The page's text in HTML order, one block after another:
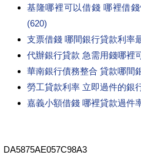
基隆哪裡可以借錢 哪裡借
(620)
支票借錢 哪間銀行貸款利率
代辦銀行貸款 急需用錢哪裡
華南銀行債務整合 貸款哪間
勞工貸款利率 立即過件的銀
嘉義小額借錢 哪裡貸款過件
DA5875AE057C98A3